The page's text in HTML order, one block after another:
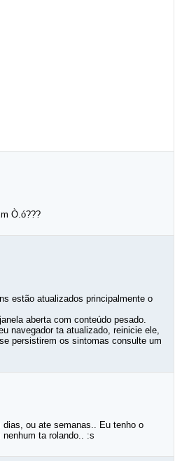
Ò.ó???
estão atualizados principalmente o
aberta com conteúdo pesado.
navegador ta atualizado, reinicie ele,
persistirem os sintomas consulte um
dias, ou ate semanas.. Eu tenho o
ta rolando.. :s